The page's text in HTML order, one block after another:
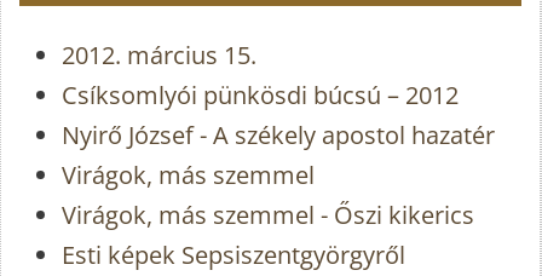
2012. március 15.
Csíksomlyói pünkösdi búcsú – 2012
Nyirő József - A székely apostol hazatér
Virágok, más szemmel
Virágok, más szemmel - Őszi kikerics
Esti képek Sepsiszentgyörgyről